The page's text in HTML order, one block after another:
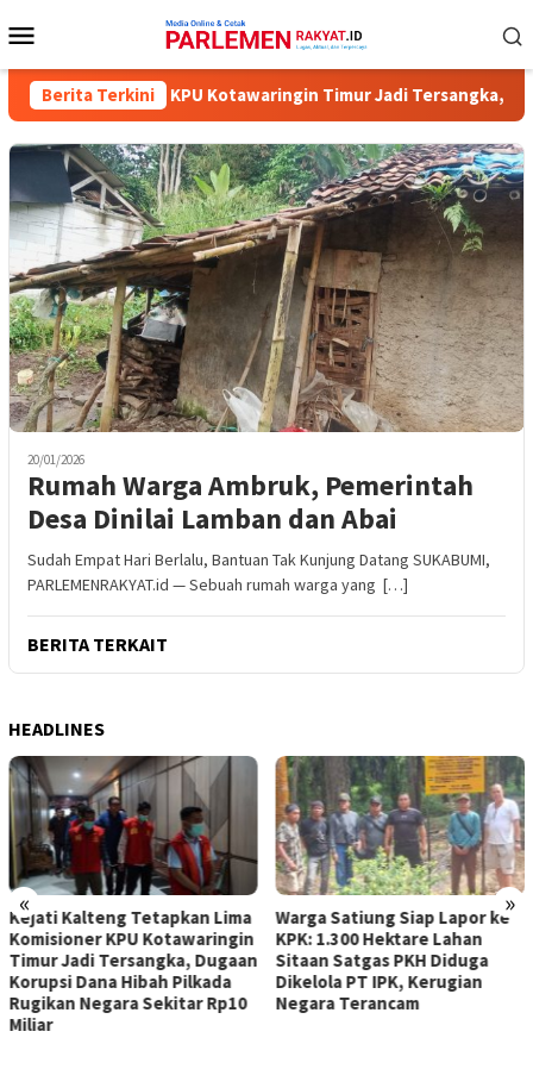
ke
Mobile
Berita Terkini
Komisioner KPU Kotawaringin Timur Jadi Tersangka,
20/01/2026
Rumah Warga Ambruk, Pemerintah
Desa Dinilai Lamban dan Abai
Sudah Empat Hari Berlalu, Bantuan Tak Kunjung Datang SUKABUMI,
PARLEMENRAKYAT.id — Sebuah rumah warga yang […]
BERITA TERKAIT
HEADLINES
« »
Kejati Kalteng Tetapkan Lima
Komisioner KPU Kotawaringin
Timur Jadi Tersangka, Dugaan
Korupsi Dana Hibah Pilkada
Rugikan Negara Sekitar Rp10
Miliar
Warga Satiung Siap Lapor ke
KPK: 1.300 Hektare Lahan
Sitaan Satgas PKH Diduga
Dikelola PT IPK, Kerugian
Negara Terancam